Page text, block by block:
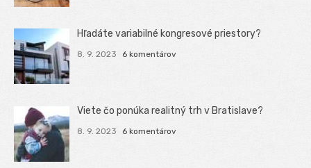
Hľadáte variabilné kongresové priestory?
8. 9. 2023 6 komentárov
Viete čo ponúka realitný trh v Bratislave?
8. 9. 2023 6 komentárov